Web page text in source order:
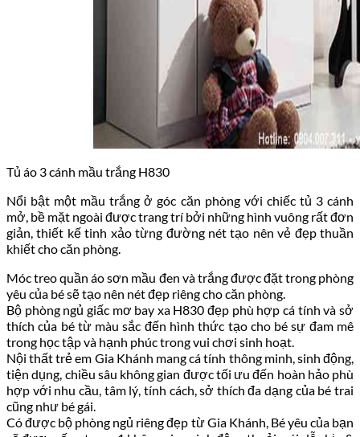
Tủ áo 3 cánh mầu trắng H830
Nổi bật một mầu trắng ở góc căn phòng với chiếc tủ 3 cánh
mở, bề mặt ngoài được trang trí bởi những hình vuông rất đơn
giản, thiết kế tinh xảo từng đường nét tạo nên vẻ đẹp thuần
khiết cho căn phòng.
Móc treo quần áo sơn mầu đen và trắng được đặt trong phòng
yêu của bé sẽ tạo nên nét đẹp riêng cho căn phòng.
Bộ phòng ngủ giấc mơ bay xa H830 đẹp phù hợp cá tính và sở
thích của bé từ màu sắc đến hình thức tạo cho bé sự đam mê
trong học tập và hạnh phúc trong vui chơi sinh hoạt.
Nội thất trẻ em Gia Khánh mang cá tính thông minh, sinh động,
tiện dụng, chiều sâu không gian được tối ưu đến hoàn hảo phù
hợp với nhu cầu, tâm lý, tính cách, sở thích đa dạng của bé trai
cũng như bé gái.
Có được bộ phòng ngủ riêng đẹp từ Gia Khánh, Bé yêu của bạn